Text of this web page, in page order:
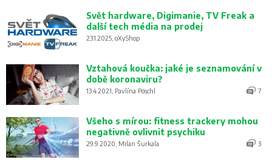
Svět hardware, Digimanie, TV Freak a
další tech média na prodej
23.1.2025, oXyShop
Vztahová koučka: jaké je seznamování v
době koronaviru?
13.4.2021, Pavlína Pöschl 7
Všeho s mírou: fitness trackery mohou
negativně ovlivnit psychiku
29.9.2020, Milan Šurkala 3